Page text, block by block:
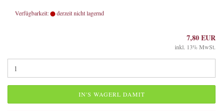
Verfügbarkeit: derzeit nicht lagernd
7,80 EUR
inkl. 13% MwSt.
IN'S WAGERL DAMIT